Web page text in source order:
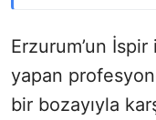
Erzurum’un
yapan
bir bozayıyla